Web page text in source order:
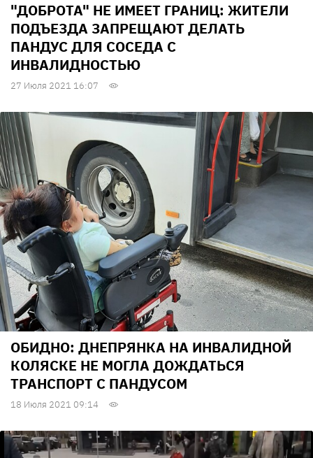
"ДОБРОТА" НЕ ИМЕЕТ ГРАНИЦ: ЖИТЕЛИ
ПОДЪЕЗДА ЗАПРЕЩАЮТ ДЕЛАТЬ
ПАНДУС ДЛЯ СОСЕДА С
ИНВАЛИДНОСТЬЮ
27 Июля 2021 16:07
ОБИДНО: ДНЕПРЯНКА НА ИНВАЛИДНОЙ
КОЛЯСКЕ НЕ МОГЛА ДОЖДАТЬСЯ
ТРАНСПОРТ С ПАНДУСОМ
18 Июля 2021 09:14